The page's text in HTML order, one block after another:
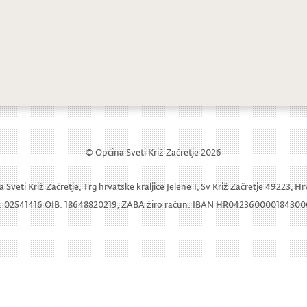
© Općina Sveti Križ Začretje 2026
Sveti Križ Začretje, Trg hrvatske kraljice Jelene 1, Sv Križ Začretje 49223,
02541416 OIB: 18648820219, ZABA žiro račun: IBAN